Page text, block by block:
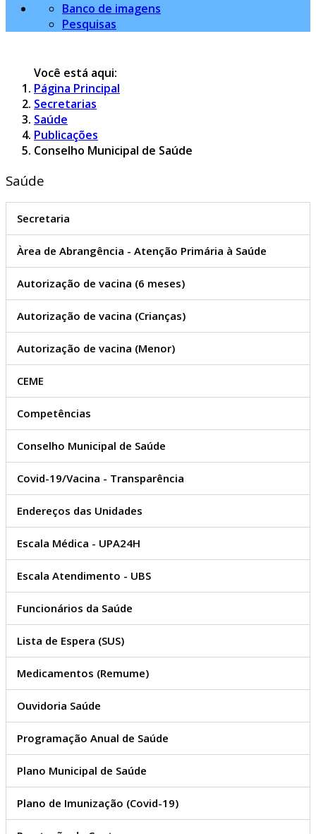
Banco de imagens
Pesquisas
Você está aqui:
Página Principal
Secretarias
Saúde
Publicações
Conselho Municipal de Saúde
Saúde
Secretaria
Àrea de Abrangência - Atenção Primária à Saúde
Autorização de vacina (6 meses)
Autorização de vacina (Crianças)
Autorização de vacina (Menor)
CEME
Competências
Conselho Municipal de Saúde
Covid-19/Vacina - Transparência
Endereços das Unidades
Escala Médica - UPA24H
Escala Atendimento - UBS
Funcionários da Saúde
Lista de Espera (SUS)
Medicamentos (Remume)
Ouvidoria Saúde
Programação Anual de Saúde
Plano Municipal de Saúde
Plano de Imunização (Covid-19)